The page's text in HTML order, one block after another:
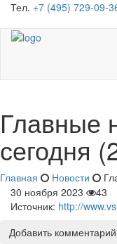
Тел. +7 (495) 729-09-
Главные
сегодня
Главная Новости
30 ноября 2023
43
Источник: http://
Добавить комментарий